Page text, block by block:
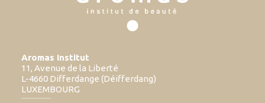
Aromas Institut
11, Avenue de la Liberté
L-4660 Differdange (Déifferdang)
LUXEMBOURG